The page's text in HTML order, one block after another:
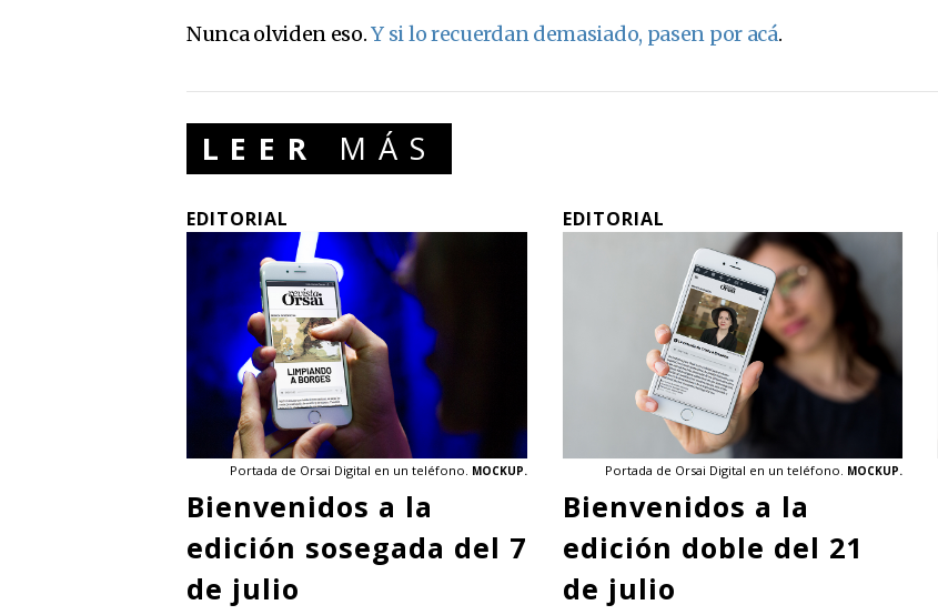
Nunca olviden eso.Y si lo recuerdan demasiado, pasen por acá.
LEER MÁS
EDITORIAL
Portada de Orsai Digital en un teléfono. MOCKUP.
Bienvenidos a la
edición sosegada del 7
de julio
EDITORIAL
Portada de Orsai Digital en un teléfono. MOCKUP.
Bienvenidos a la
edición doble del 21
de julio